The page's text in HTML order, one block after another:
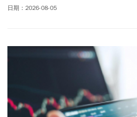
對撞」的最佳寫照！
日期：2026-08-05